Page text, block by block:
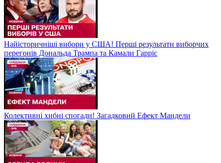
Найісторичніші вибори у США! Перші результати виборчих
перегонів Дональда Трампа та Камали Гарріс
Колективні хибні спогади! Загадковий Ефект Мандели